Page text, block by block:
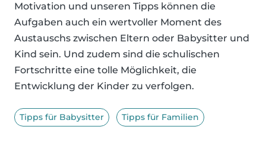
Motivation und unseren Tipps können die
Aufgaben auch ein wertvoller Moment des
Austauschs zwischen Eltern oder Babysitter und
Kind sein. Und zudem sind die schulischen
Fortschritte eine tolle Möglichkeit, die
Entwicklung der Kinder zu verfolgen.
Tipps für Babysitter Tipps für Familien